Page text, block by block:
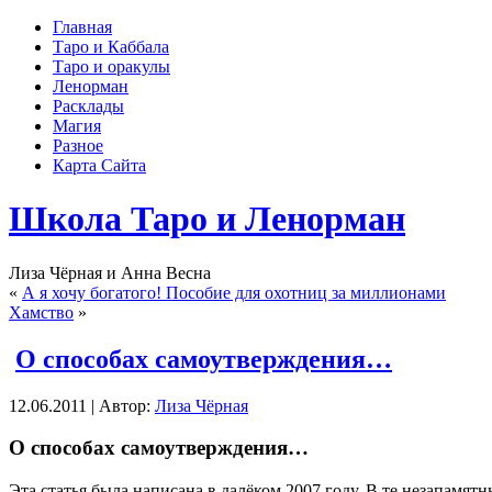
Главная
Таро и Каббала
Таро и оракулы
Ленорман
Расклады
Магия
Разное
Карта Сайта
Школа Таро и Ленорман
Лиза Чёрная и Анна Весна
« А я хочу богатого! Пособие для охотниц за миллионами
Хамство »
О способах самоутверждения…
12.06.2011 | Автор: Лиза Чёрная
О способах самоутверждения…